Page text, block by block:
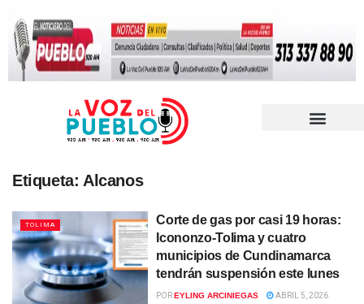
Etiqueta: Alcanos
TOLIMA
Corte de gas por casi 19 horas:
Icononzo-Tolima y cuatro
municipios de Cundinamarca
tendrán suspensión este lunes
POREYLING ARCINIEGAS ABRIL 5, 2026